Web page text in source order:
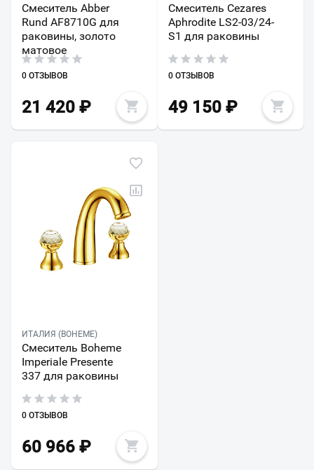
Смеситель Abber
Rund AF8710G для
раковины, золото
матовое
0 ОТЗЫВОВ
21 420 ₽
Смеситель Cezares
Aphrodite LS2-03/24-
S1 для раковины
0 ОТЗЫВОВ
49 150₽
ИТАЛИЯ (BOHEME)
Смеситель Boheme
Imperiale Presente
337 для раковины
0 ОТЗЫВОВ
60 966 ₽